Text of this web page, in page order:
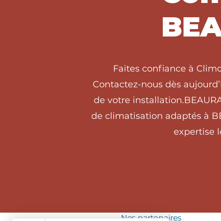
Faites confiance à
Contactez-nous dès
de votre
de climatisation adaptés à
expertise
Nos partenaires